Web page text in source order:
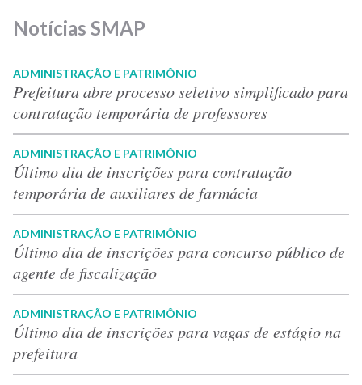
Notícias SMAP
ADMINISTRAÇÃO E PATRIMÔNIO
Prefeitura abre processo seletivo simplificado para
contratação temporária de professores
ADMINISTRAÇÃO E PATRIMÔNIO
Último dia de inscrições para contratação
temporária de auxiliares de farmácia
ADMINISTRAÇÃO E PATRIMÔNIO
Último dia de inscrições para concurso público de
agente de fiscalização
ADMINISTRAÇÃO E PATRIMÔNIO
Último dia de inscrições para vagas de estágio na
prefeitura